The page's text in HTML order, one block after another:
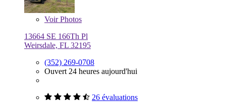
VoirPhotos
13664 SE 166Th Pl
Weirsdale, FL 32195
(352) 269-0708
Ouvert 24 heures aujourd'hui
26 évaluations